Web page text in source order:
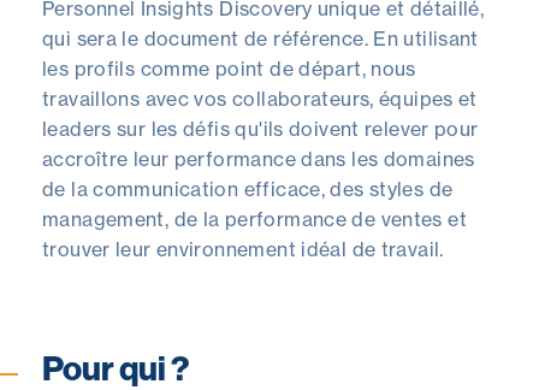
Personnel Insights Discovery unique et détaillé,
qui sera le document de référence. En utilisant
les profils comme point de départ, nous
travaillons avec vos collaborateurs, équipes et
leaders sur les défis qu'ils doivent relever pour
accroître leur performance dans les domaines
de la communication efficace, des styles de
management, de la performance de ventes et
trouver leur environnement idéal de travail.
Pour qui ?